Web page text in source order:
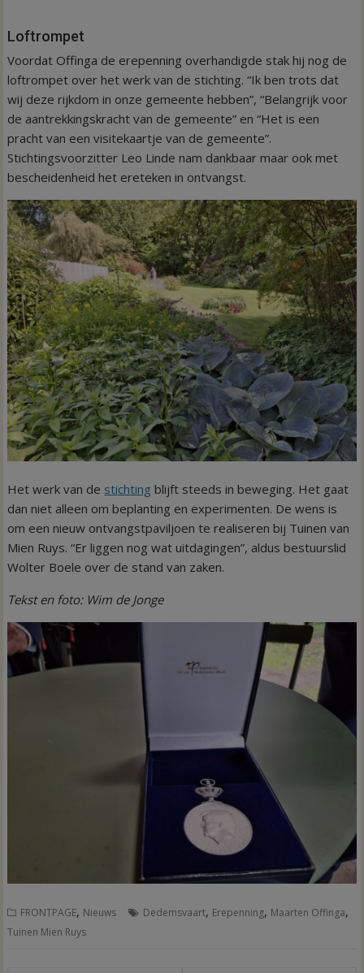
Loftrompet
Voordat Offinga de erepenning overhandigde stak hij nog de
loftrompet over het werk van de stichting. “Ik ben trots dat
wij deze rijkdom in onze gemeente hebben”, “Belangrijk voor
de aantrekkingskracht van de gemeente” en “Het is een
pracht van een visitekaartje van de gemeente”.
Stichtingsvoorzitter Leo Linde nam dankbaar maar ook met
bescheidenheid het ereteken in ontvangst.
Het werk van de stichting blijft steeds in beweging. Het gaat
dan niet alleen om beplanting en experimenten. De wens is
om een nieuw ontvangstpaviljoen te realiseren bij Tuinen van
Mien Ruys. “Er liggen nog wat uitdagingen”, aldus bestuurslid
Wolter Boele over de stand van zaken.
Tekst en foto: Wim de Jonge
FRONTPAGE, Nieuws Dedemsvaart, Erepenning, Maarten Offinga,
Tuinen Mien Ruys